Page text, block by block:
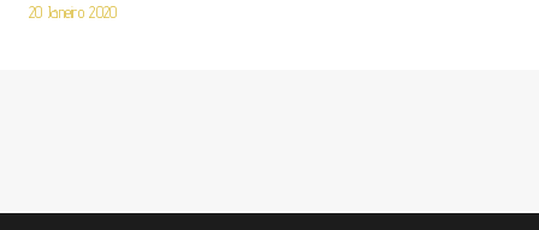
20 Janeiro 2020